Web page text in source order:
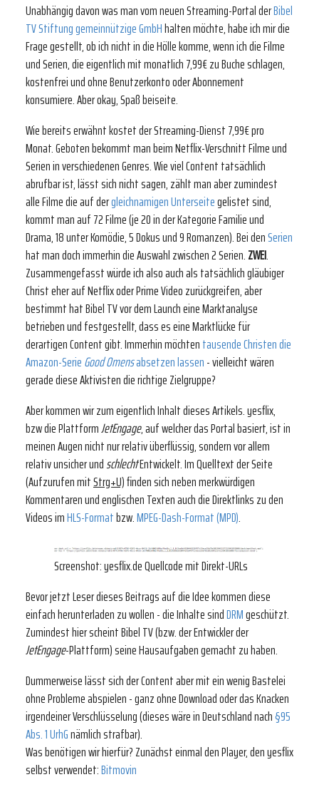
Unabhängig davon was man vom neuen Streaming-Portal derBibel
TV Stiftung gemeinnützige GmbHhalten möchte, habe ich mir die
Frage gestellt, ob ich nicht in die Hölle komme, wenn ich die Filme
und Serien, die eigentlich mit monatlich 7,99€ zu Buche schlagen,
kostenfrei und ohne Benutzerkonto oder Abonnement
konsumiere. Aber okay, Spaß beiseite.
Wie bereits erwähnt kostet der Streaming-Dienst 7,99€ pro
Monat. Geboten bekommt man beim Netflix-Verschnitt Filme und
Serien in verschiedenen Genres. Wie viel Content tatsächlich
abrufbar ist, lässt sich nicht sagen, zählt man aber zumindest
alle Filme die auf dergleichnamigen Unterseitegelistet sind,
kommt man auf 72 Filme (je 20 in der Kategorie Familie und
Drama, 18 unter Komödie, 5 Dokus und 9 Romanzen). Bei denSerien
hat man doch immerhin die Auswahl zwischen 2 Serien.ZWEI.
Zusammengefasst würde ich also auch als tatsächlich gläubiger
Christ eher auf Netflix oder Prime Video zurückgreifen, aber
bestimmt hat Bibel TV vor dem Launch eine Marktanalyse
betrieben und festgestellt, dass es eine Marktlücke für
derartigen Content gibt. Immerhin möchtentausende Christen die
Amazon-SerieGood Omensabsetzen lassen- vielleicht wären
gerade diese Aktivisten die richtige Zielgruppe?
Aber kommen wir zum eigentlich Inhalt dieses Artikels. yesflix,
bzw die PlattformJetEngage, auf welcher das Portal basiert, ist in
meinen Augen nicht nur relativ überflüssig, sondern vor allem
relativ unsicher undschlechtEntwickelt. Im Quelltext der Seite
(Aufzurufen mitStrg+U)finden sich neben merkwürdigen
Kommentaren und englischen Texten auch die Direktlinks zu den
Videos imHLS-Formatbzw.MPEG-Dash-Format (MPD).
Screenshot: yesflix.de Quellcode mit Direkt-URLs
Bevor jetzt Leser dieses Beitrags auf die Idee kommen diese
einfach herunterladen zu wollen - die Inhalte sindDRMgeschützt.
Zumindest hier scheint Bibel TV (bzw. der Entwickler der
JetEngage-Plattform) seine Hausaufgaben gemacht zu haben.
Dummerweise lässt sich der Content aber mit ein wenig Bastelei
ohne Probleme abspielen - ganz ohne Download oder das Knacken
irgendeiner Verschlüsselung (dieses wäre in Deutschland nach§95
Abs. 1 UrhGnämlich strafbar).
Was benötigen wir hierfür? Zunächst einmal den Player, den yesflix
selbst verwendet:Bitmovin